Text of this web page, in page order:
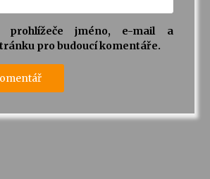
prohlížeče jméno, e-mail a
pro budoucí komentáře.